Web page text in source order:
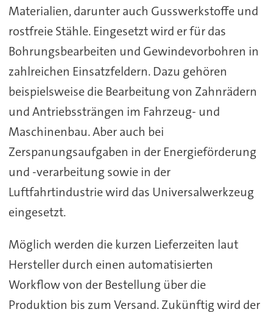
Materialien, darunter auch Gusswerkstoffe und
rostfreie Stähle. Eingesetzt wird er für das
Bohrungsbearbeiten und Gewindevorbohren in
zahlreichen Einsatzfeldern. Dazu gehören
beispielsweise die Bearbeitung von Zahnrädern
und Antriebssträngen im Fahrzeug- und
Maschinenbau. Aber auch bei
Zerspanungsaufgaben in der Energieförderung
und -verarbeitung sowie in der
Luftfahrtindustrie wird das Universalwerkzeug
eingesetzt.
Möglich werden die kurzen Lieferzeiten laut
Hersteller durch einen automatisierten
Workflow von der Bestellung über die
Produktion bis zum Versand. Zukünftig wird der